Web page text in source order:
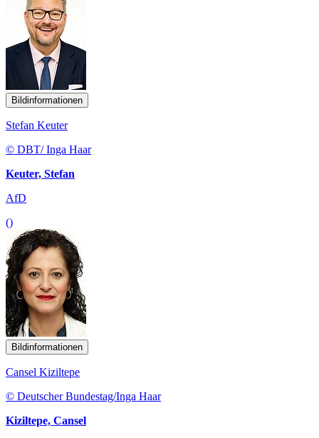
Bildinformationen
Stefan Keuter
© DBT/ Inga Haar
Keuter, Stefan
AfD
()
Bildinformationen
Cansel Kiziltepe
© Deutscher Bundestag/Inga Haar
Kiziltepe, Cansel